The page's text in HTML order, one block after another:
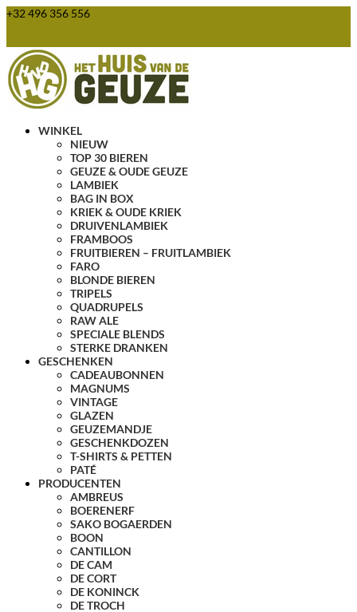
+32 496 356 556
WINKEL
NIEUW
TOP 30 BIEREN
GEUZE & OUDE GEUZE
LAMBIEK
BAG IN BOX
KRIEK & OUDE KRIEK
DRUIVENLAMBIEK
FRAMBOOS
FRUITBIEREN – FRUITLAMBIEK
FARO
BLONDE BIEREN
TRIPELS
QUADRUPELS
RAW ALE
SPECIALE BLENDS
STERKE DRANKEN
GESCHENKEN
CADEAUBONNEN
MAGNUMS
VINTAGE
GLAZEN
GEUZEMANDJE
GESCHENKDOZEN
T-SHIRTS & PETTEN
PATÉ
PRODUCENTEN
AMBREUS
BOERENERF
SAKO BOGAERDEN
BOON
CANTILLON
DE CAM
DE CORT
DE KONINCK
DE TROCH